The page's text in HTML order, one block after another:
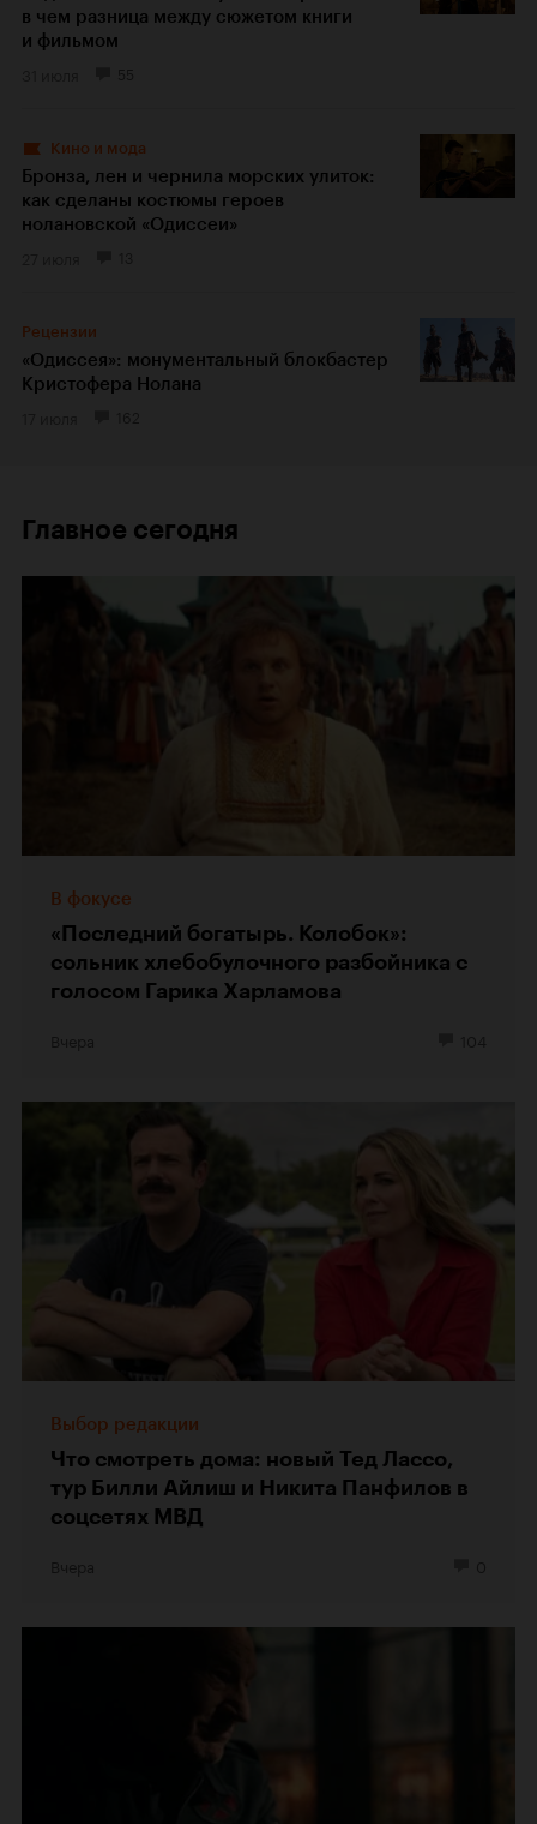
в чем разница между сюжетом книги
и фильмом
Кино и мода
Бронза, лен и чернила морских улиток:
как сделаны костюмы героев
нолановской «Одиссеи»
Рецензии
«Одиссея»: монументальный блокбастер
Кристофера Нолана
Главное сегодня
В фокусе
«Последний богатырь. Колобок»:
сольник хлебобулочного разбойника с
голосом Гарика Харламова
Выбор редакции
Что смотреть дома: новый Тед Лассо,
тур Билли Айлиш и Никита Панфилов в
соцсетях МВД